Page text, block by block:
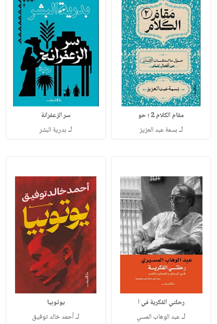
مقام الكلام 2 ؛ حو
لـ بسمة عبد العزيز
سر الزعفرانة
لـ بدرية البشر
رحلتي الفكرية في ا
لـعبد الوهاب المسي
يوتوبيا
لـأحمد خالد توفيق